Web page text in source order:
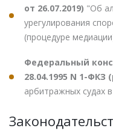
от 26.07.2019) "Об
урегулирования
(процедуре
Федеральный
28.04.1995 N 1-ФКЗ
арбитражных судах